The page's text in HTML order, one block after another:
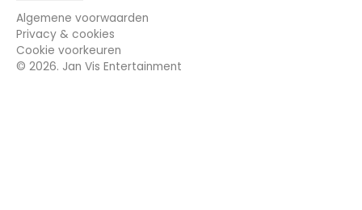
Algemene voorwaarden
Privacy & cookies
Cookie voorkeuren
© 2026. Jan Vis Entertainment